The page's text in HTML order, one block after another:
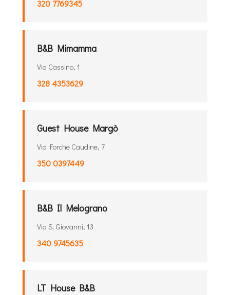
320 7769345
B&B Mimamma
Via Cassino, 1
328 4353629
Guest House Margò
Via Forche Caudine, 7
350 0397449
B&B Il Melograno
Via S. Giovanni, 13
340 9745635
LT House B&B